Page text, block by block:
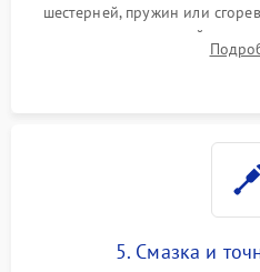
шестерней, пружин или
челночного устройства
Восстановление контактов в
5. Смазка и